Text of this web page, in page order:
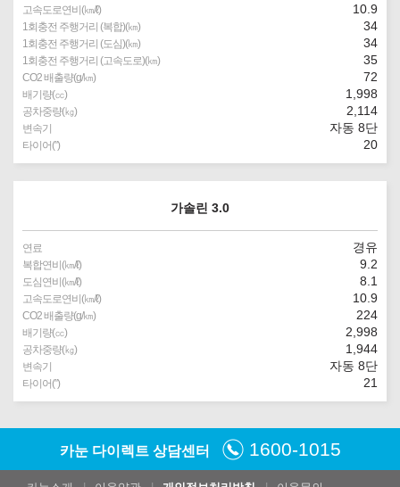
고속도로연비(㎞/ℓ) 10.9
1회충전 주행거리 (복합)(㎞) 34
1회충전 주행거리 (도심)(㎞) 34
1회충전 주행거리 (고속도로)(㎞) 35
CO2 배출량(g/㎞) 72
배기량(㏄) 1,998
공차중량(㎏) 2,114
변속기 자동 8단
타이어(″) 20
가솔린 3.0
연료 경유
복합연비(㎞/ℓ) 9.2
도심연비(㎞/ℓ) 8.1
고속도로연비(㎞/ℓ) 10.9
CO2 배출량(g/㎞) 224
배기량(㏄) 2,998
공차중량(㎏) 1,944
변속기 자동 8단
타이어(″) 21
카눈 다이렉트 상담센터 1600-1015